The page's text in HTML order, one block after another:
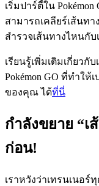
เริ่มปาร์ตี้ใน
สามารถเคลียร์เส้นท
สำรวจเส้นทางไหนกั
เรียนรู้เพิ่มเติมเกี่ยวกั
Pokémon GO ที่ทำให้
ของคุณ ได้ที่นี่
กำลังขยาย “เ
ก่อน!
เราหวังว่าเทรนเนอร์